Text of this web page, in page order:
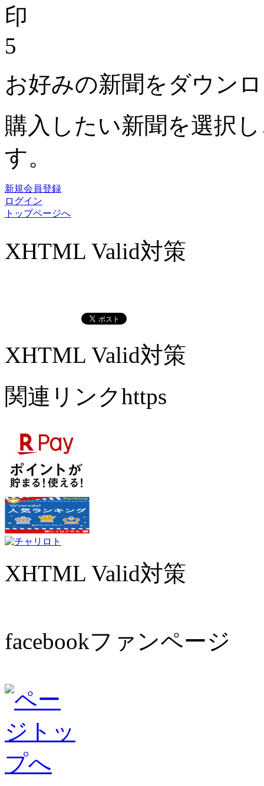
5
お好みの新聞をダウン
購入したい新聞を選択
す。
新規会員登録
ログイン
トップページへ
XHTML Valid対策
XHTML Valid対策
関連リンクhttps
XHTML Valid対策
facebookファンページ